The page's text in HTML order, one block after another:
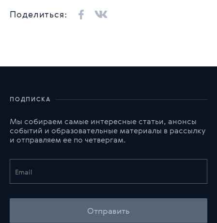
Поделиться:
ПОДПИСКА
Мы собираем самые интересные статьи, анонсы
событий и образовательные материалы в рассылку
и отправляем ее по четвергам.
Отправить